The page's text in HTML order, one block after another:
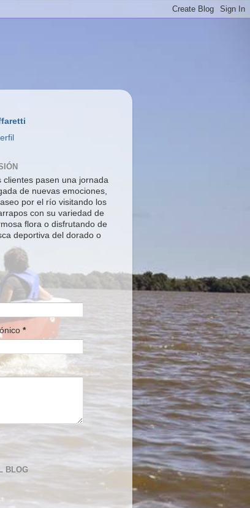
clientes pasen una jornada
de nuevas emociones,
por el río visitando los
con su variedad de
flora o disfrutando de
deportiva del dorado o
*
BLOG